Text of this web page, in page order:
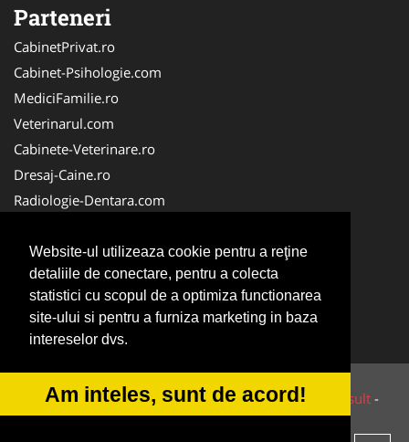
Website-ul utilizeaza cookie pentru a reţine
detaliile de conectare, pentru a colecta
statistici cu scopul de a optimiza functionarea
site-ului si pentru a furniza marketing in baza
intereselor dvs.
Am inteles, sunt de acord!
Parteneri
CabinetPrivat.ro
Cabinet-Psihologie.com
MediciFamilie.ro
Veterinarul.com
Cabinete-Veterinare.ro
Dresaj-Caine.ro
Radiologie-Dentara.com
Cabinet-Individual.ro
Medic-Bun.com
Oftalmologul.ro
Stomatologul.com
© 2014-2026 Powered byVilonMedia&Tokaido Consult -
ANPC SOL